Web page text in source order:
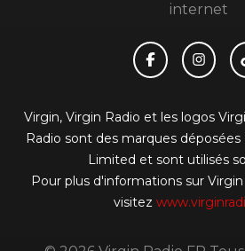
internet
Virgin, Virgin Radio et les logos
Radio sont des marques
Limited et sont utilisés
Pour plus d'informations sur
visitez